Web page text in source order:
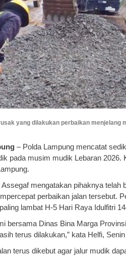
yang dilakukan perbaikan menjelang
– Polda Lampung mencatat
pada musim mudik Lebaran 2026.
mengatakan pihaknya telah
perbaikan jalan tersebut.
lambat H-5 Hari Raya Idulfitri
bersama Dinas Bina Marga
terus dilakukan,” kata Helfi,
terus dikebut agar jalur mudik